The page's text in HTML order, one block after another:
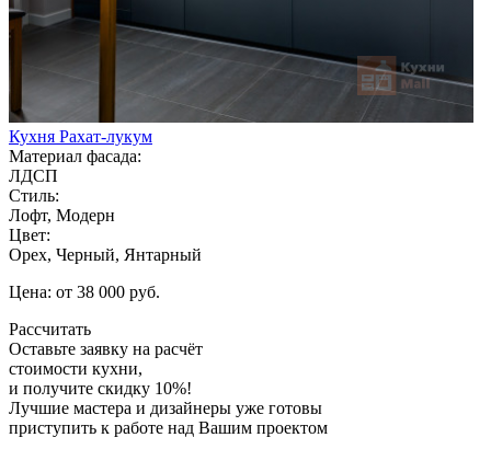
Кухня Рахат-лукум
Материал фасада:
ЛДСП
Стиль:
Лофт, Модерн
Цвет:
Орех, Черный, Янтарный
Цена: от 38 000 руб.
Рассчитать
Оставьте заявку на расчёт
стоимости кухни,
и получите скидку 10%!
Лучшие мастера и дизайнеры уже готовы
приступить к работе над Вашим проектом